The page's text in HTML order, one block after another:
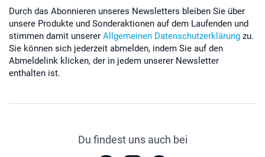
Durch das Abonnieren unseres Newsletters bleiben Sie über
unsere Produkte und Sonderaktionen auf dem Laufenden und
stimmen damit unserer Allgemeinen Datenschutzerklärung zu.
Sie können sich jederzeit abmelden, indem Sie auf den
Abmeldelink klicken, der in jedem unserer Newsletter
enthalten ist.
Du findest uns auch bei